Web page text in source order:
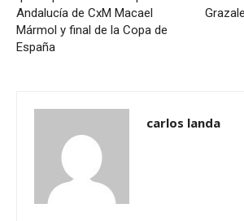
Andalucía de CxM Macael
Mármol y final de la Copa de
España
carlos landa